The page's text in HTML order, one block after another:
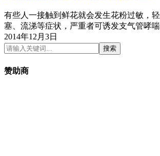
有些人一接触到鲜花就会发生花粉过敏，
塞、流涕等症状，严重者可诱发支气管哮
2014年12月3日
搜索
赞助商